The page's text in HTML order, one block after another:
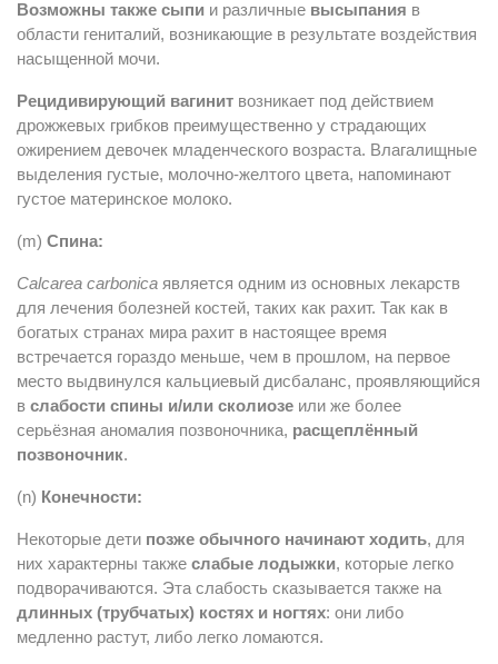
Возможны также сыпи и различные высыпания в
области гениталий, возникающие в результате воздействия
насыщенной мочи.
Рецидивирующий вагинит возникает под действием
дрожжевых грибков преимущественно у страдающих
ожирением девочек младенческого возраста. Влагалищные
выделения густые, молочно-желтого цвета, напоминают
густое материнское молоко.
(m) Спина:
Calcarea carbonica является одним из основных лекарств
для лечения болезней костей, таких как рахит. Так как в
богатых странах мира рахит в настоящее время
встречается гораздо меньше, чем в прошлом, на первое
место выдвинулся кальциевый дисбаланс, проявляющийся
в слабости спины и/или сколиозе или же более
серьёзная аномалия позвоночника, расщеплённый
позвоночник.
(n) Конечности:
Некоторые дети позже обычного начинают ходить, для
них характерны также слабые лодыжки, которые легко
подворачиваются. Эта слабость сказывается также на
длинных (трубчатых) костях и ногтях: они либо
медленно растут, либо легко ломаются.